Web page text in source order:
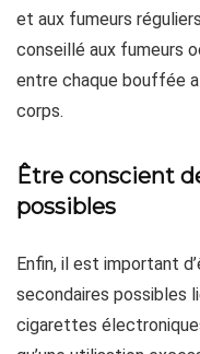
et aux fumeurs
conseillé aux fumeurs
entre chaque bouffée
corps.
Être conscient
possibles
Enfin, il est important
secondaires possibles
cigarettes